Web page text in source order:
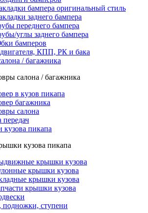
бампера оригинальный стиль
заднего бампера
переднего бампера
углы заднего бампера
бамперов
КПП, РК и бака
/ багажника
салона / багажника
в кузов пикапа
багажника
салона
передач
пикапа
кузова пикапа
крышки кузова
крышки кузова
крышки кузова
крышки кузова
подножки, ступени